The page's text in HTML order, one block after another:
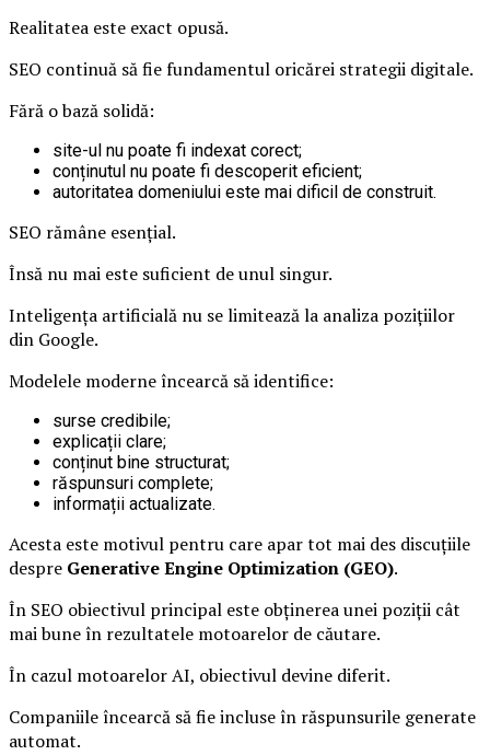
Realitatea este exact opusă.
SEO continuă să fie fundamentul oricărei strategii digitale.
Fără o bază solidă:
site-ul nu poate fi indexat corect;
conținutul nu poate fi descoperit eficient;
autoritatea domeniului este mai dificil de construit.
SEO rămâne esențial.
Însă nu mai este suficient de unul singur.
Inteligența artificială nu se limitează la analiza pozițiilor
din Google.
Modelele moderne încearcă să identifice:
surse credibile;
explicații clare;
conținut bine structurat;
răspunsuri complete;
informații actualizate.
Acesta este motivul pentru care apar tot mai des discuțiile
despre Generative Engine Optimization (GEO).
În SEO obiectivul principal este obținerea unei poziții cât
mai bune în rezultatele motoarelor de căutare.
În cazul motoarelor AI, obiectivul devine diferit.
Companiile încearcă să fie incluse în răspunsurile generate
automat.